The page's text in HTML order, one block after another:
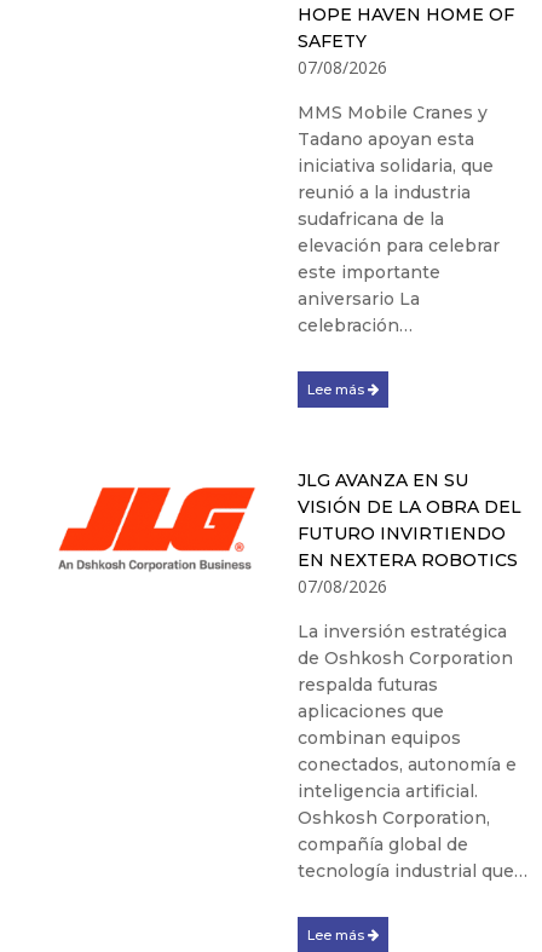
HOPE HAVEN HOME OF
SAFETY
07/08/2026
MMS Mobile Cranes y
Tadano apoyan esta
iniciativa solidaria, que
reunió a la industria
sudafricana de la
elevación para celebrar
este importante
aniversario La
celebración…
Lee más
JLG AVANZA EN SU
VISIÓN DE LA OBRA DEL
FUTURO INVIRTIENDO
EN NEXTERA ROBOTICS
07/08/2026
La inversión estratégica
de Oshkosh Corporation
respalda futuras
aplicaciones que
combinan equipos
conectados, autonomía e
inteligencia artificial.
Oshkosh Corporation,
compañía global de
tecnología industrial que…
Lee más